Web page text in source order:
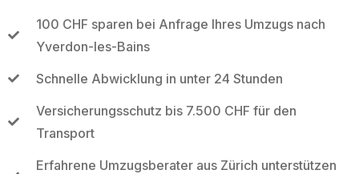
100 CHF sparen bei Anfrage Ihres Umzugs nach
Yverdon-les-Bains
Schnelle Abwicklung in unter 24 Stunden
Versicherungsschutz bis 7.500 CHF für den
Transport
Erfahrene Umzugsberater aus Zürich unterstützen